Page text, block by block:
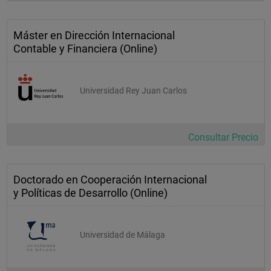
Máster en Dirección Internacional
Contable y Financiera (Online)
Universidad Rey Juan Carlos
Consultar Precio
Doctorado en Cooperación Internacional
y Políticas de Desarrollo (Online)
Universidad de Málaga